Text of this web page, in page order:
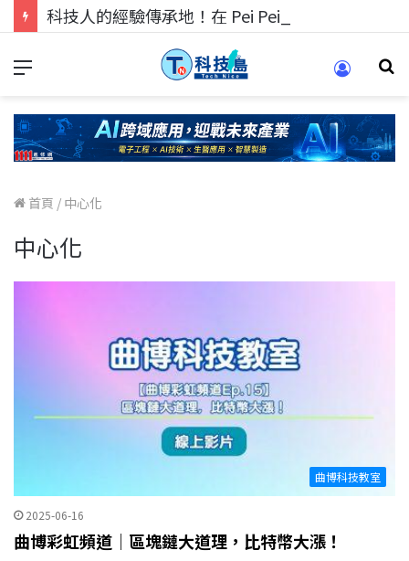
首頁 / 中心化
中心化
曲博科技教室
2025-06-16
曲博彩虹頻道｜區塊鏈大道理，比特幣大漲！